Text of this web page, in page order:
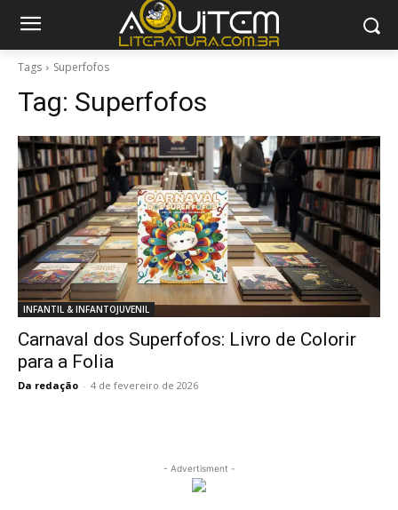
Tags Superfofos
Tag: Superfofos
INFANTIL & INFANTOJUVENIL
Carnaval dos Superfofos: Livro de Colorir
para a Folia
Da redação - 4 de fevereiro de 2026
- Advertisment -